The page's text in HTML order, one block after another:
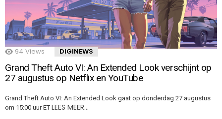
94 Views DIGINEWS
Grand Theft Auto VI: An Extended Look verschijnt op
27 augustus op Netflix en YouTube
Grand Theft Auto VI: An Extended Look gaat op donderdag 27 augustus
om 15:00 uur ET LEES MEER…